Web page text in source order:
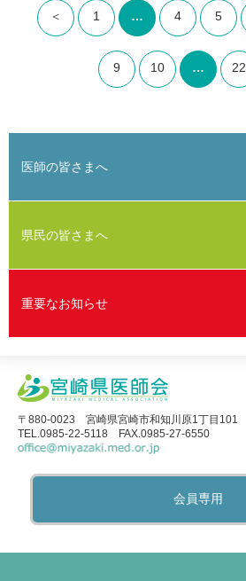
＜ 1 … 4 5
9 10 … 22
医師の皆さまへ
県民の皆さまへ
重要なお知らせ
〒880-0023 宮崎県宮崎市和知川原1丁目101
TEL.0985-22-5118 FAX.0985-27-6550
会員専用